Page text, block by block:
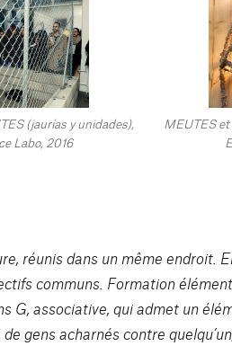
(jaurías y unidades),
Labo, 2016
MEUTES
réunis dans un même endroit.
communs. Formation
G, associative, qui admet un
gens acharnés contre